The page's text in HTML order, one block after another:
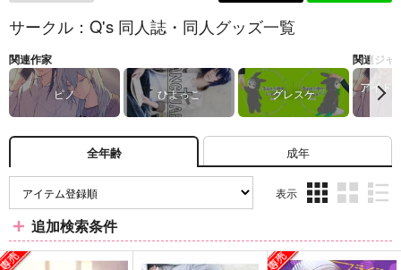
サークル：Q's 同人誌・同人グッズ一覧
関連作家
ピノ ひよっこ グレスケ
関連ジャ
アイド
全年齢 成年
表示
ム
表
ム
表
ム
表
追加検索条件